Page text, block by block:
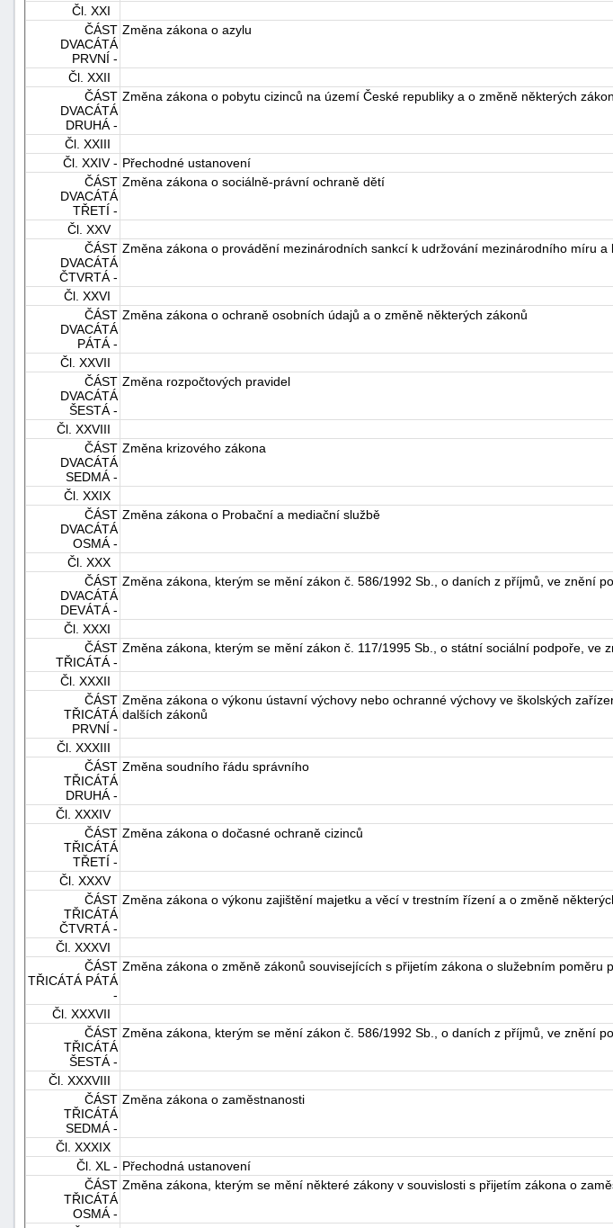
Čl. XXI
ČÁST
DVACÁTÁ
PRVNÍ -
Změna zákona o azylu
Čl. XXII
ČÁST
DVACÁTÁ
DRUHÁ -
Změna zákona o pobytu cizinců na území České republiky a o změně některých
Čl. XXIII
Čl. XXIV - Přechodné ustanovení
ČÁST
DVACÁTÁ
TŘETÍ -
Změna zákona o sociálně-právní ochraně dětí
Čl. XXV
ČÁST
DVACÁTÁ
ČTVRTÁ -
Změna zákona o provádění mezinárodních sankcí k udržování mezinárodního míru a
Čl. XXVI
ČÁST
DVACÁTÁ
PÁTÁ -
Změna zákona o ochraně osobních údajů a o změně některých zákonů
Čl. XXVII
ČÁST
DVACÁTÁ
ŠESTÁ -
Změna rozpočtových pravidel
Čl. XXVIII
ČÁST
DVACÁTÁ
SEDMÁ -
Změna krizového zákona
Čl. XXIX
ČÁST
DVACÁTÁ
OSMÁ -
Změna zákona o Probační a mediační službě
Čl. XXX
ČÁST
DVACÁTÁ
DEVÁTÁ -
Změna zákona, kterým se mění zákon č. 586/1992 Sb., o daních z příjmů, ve znění
Čl. XXXI
ČÁST
TŘICÁTÁ -
Změna zákona, kterým se mění zákon č. 117/1995 Sb., o státní sociální podpoře, ve
Čl. XXXII
ČÁST
TŘICÁTÁ
PRVNÍ -
Změna zákona o výkonu ústavní výchovy nebo ochranné výchovy ve školských
dalších zákonů
Čl. XXXIII
ČÁST
TŘICÁTÁ
DRUHÁ -
Změna soudního řádu správního
Čl. XXXIV
ČÁST
TŘICÁTÁ
TŘETÍ -
Změna zákona o dočasné ochraně cizinců
Čl. XXXV
ČÁST
TŘICÁTÁ
ČTVRTÁ -
Změna zákona o výkonu zajištění majetku a věcí v trestním řízení a o změně
Čl. XXXVI
ČÁST
TŘICÁTÁ PÁTÁ
-
Změna zákona o změně zákonů souvisejících s přijetím zákona o služebním poměru
Čl. XXXVII
ČÁST
TŘICÁTÁ
ŠESTÁ -
Změna zákona, kterým se mění zákon č. 586/1992 Sb., o daních z příjmů, ve znění
Čl. XXXVIII
ČÁST
TŘICÁTÁ
SEDMÁ -
Změna zákona o zaměstnanosti
Čl. XXXIX
Čl. XL - Přechodná ustanovení
ČÁST
TŘICÁTÁ
OSMÁ -
Změna zákona, kterým se mění některé zákony v souvislosti s přijetím zákona o